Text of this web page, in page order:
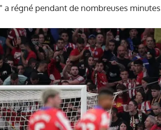
a régné pendant de nombreuses minutes.